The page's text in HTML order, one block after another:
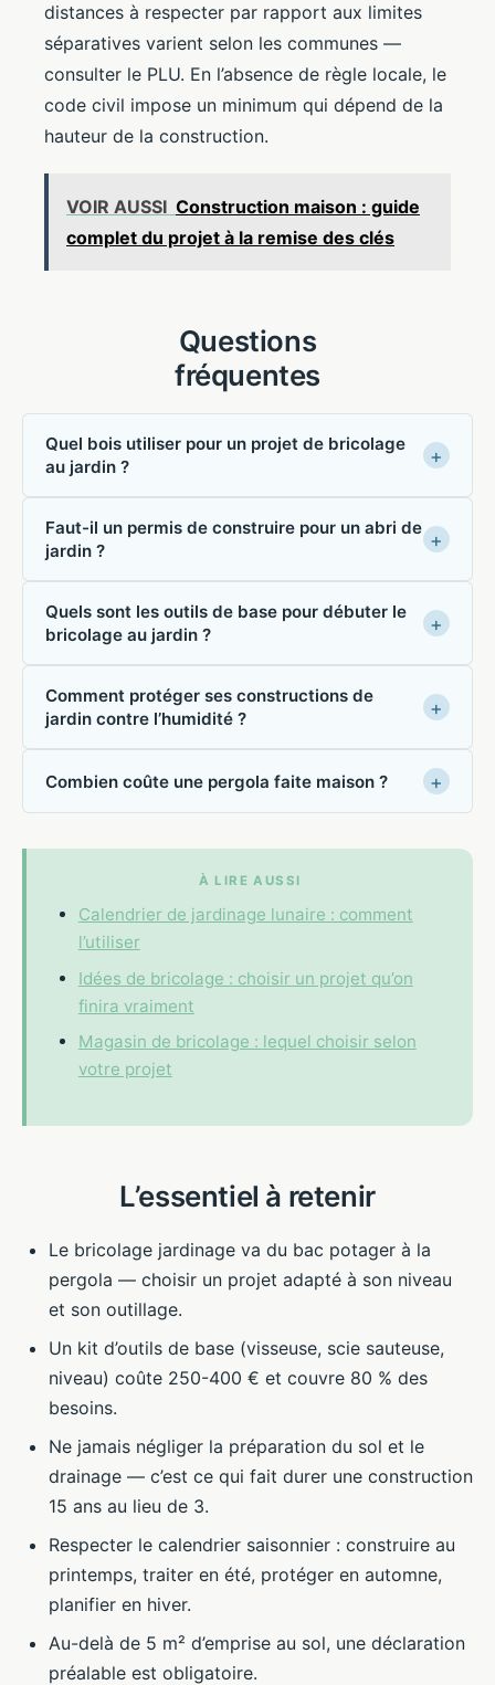
distances à respecter par rapport aux limites
séparatives varient selon les communes —
consulter le PLU. En l’absence de règle locale, le
code civil impose un minimum qui dépend de la
hauteur de la construction.
VOIR AUSSI Construction maison : guide
complet du projet à la remise des clés
Questions
fréquentes
Quel bois utiliser pour un projet de bricolage
au jardin ?
Faut-il un permis de construire pour un abri de
jardin ?
Quels sont les outils de base pour débuter le
bricolage au jardin ?
Comment protéger ses constructions de
jardin contre l’humidité ?
Combien coûte une pergola faite maison ?
À LIRE AUSSI
Calendrier de jardinage lunaire : comment
l’utiliser
Idées de bricolage : choisir un projet qu’on
finira vraiment
Magasin de bricolage : lequel choisir selon
votre projet
L’essentiel à retenir
Le bricolage jardinage va du bac potager à la
pergola — choisir un projet adapté à son niveau
et son outillage.
Un kit d’outils de base (visseuse, scie sauteuse,
niveau) coûte 250-400 € et couvre 80 % des
besoins.
Ne jamais négliger la préparation du sol et le
drainage — c’est ce qui fait durer une construction
15 ans au lieu de 3.
Respecter le calendrier saisonnier : construire au
printemps, traiter en été, protéger en automne,
planifier en hiver.
Au-delà de 5 m² d’emprise au sol, une déclaration
préalable est obligatoire.